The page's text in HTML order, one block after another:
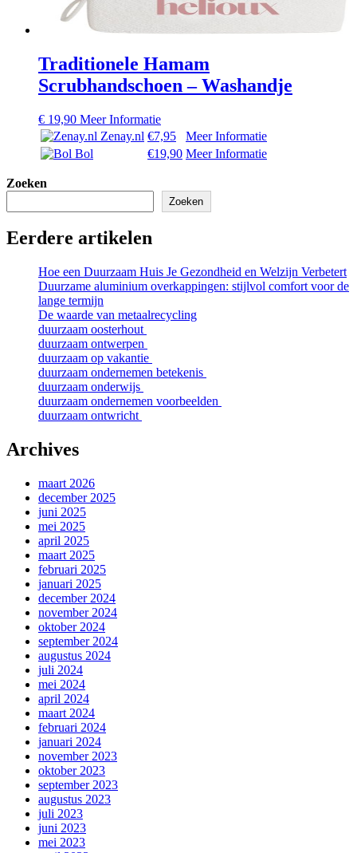
Traditionele Hamam
Scrubhandschoen – Washandje
€ 19,90 Meer Informatie
Zenay.nl €7,95
Meer Informatie
Bol
€19,90 Meer Informatie
Zoeken
Zoeken
Eerdere artikelen
Hoe een Duurzaam Huis Je Gezondheid en Welzijn Verbetert
Duurzame aluminium overkappingen: stijlvol comfort voor de
lange termijn
De waarde van metaalrecycling
duurzaam oosterhout
duurzaam ontwerpen
duurzaam op vakantie
duurzaam ondernemen betekenis
duurzaam onderwijs
duurzaam ondernemen voorbeelden
duurzaam ontwricht
Archives
maart 2026
december 2025
juni 2025
mei 2025
april 2025
maart 2025
februari 2025
januari 2025
december 2024
november 2024
oktober 2024
september 2024
augustus 2024
juli 2024
mei 2024
april 2024
maart 2024
februari 2024
januari 2024
november 2023
oktober 2023
september 2023
augustus 2023
juli 2023
juni 2023
mei 2023